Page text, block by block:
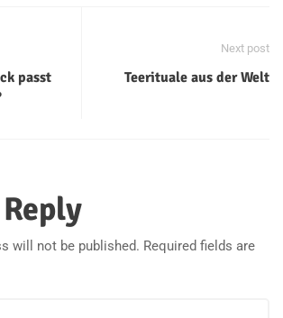
passt
Next post
Teerituale aus der Welt
will not be published. Required fields are